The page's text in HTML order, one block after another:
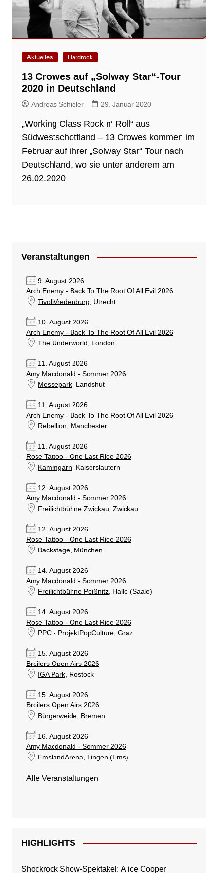
Aktuelles Hardrock
13 Crowes auf „Solway Star“-Tour
2020 in Deutschland
Andreas Schieler 29. Januar 2020
„Working Class Rock n‘ Roll“ aus
Südwestschottland – 13 Crowes kommen im
Februar auf ihrer „Solway Star“-Tour nach
Deutschland, wo sie unter anderem am
26.02.2020
Veranstaltungen
9. August 2026
Arch Enemy - Back To The Root Of All Evil 2026
TivoliVredenburg , Utrecht
10. August 2026
Arch Enemy - Back To The Root Of All Evil 2026
The Underworld
, London
11. August 2026
Amy Macdonald - Sommer 2026
Messepark, Landshut
11. August 2026
Arch Enemy - Back To The Root Of All Evil 2026
Rebellion , Manchester
11. August 2026
Rose Tattoo - One Last Ride 2026
Kammgarn , Kaiserslautern
12. August 2026
Amy Macdonald - Sommer 2026
Freilichtbühne Zwickau , Zwickau
12. August 2026
Rose Tattoo - One Last Ride 2026
Backstage, München
14. August 2026
Amy Macdonald - Sommer 2026
Freilichtbühne Peißnitz, Halle (Saale)
14. August 2026
Rose Tattoo - One Last Ride 2026
PPC - ProjektPopCulture, Graz
15. August 2026
Broilers Open Airs 2026
IGA Park, Rostock
15. August 2026
Broilers Open Airs 2026
Bürgerweide, Bremen
16. August 2026
Amy Macdonald - Sommer 2026
EmslandArena , Lingen (Ems)
Alle Veranstaltungen
HIGHLIGHTS
Shockrock Show-Spektakel: Alice Cooper